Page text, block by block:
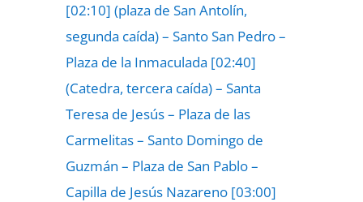
[02:10] (plaza de San Antolín,
segunda caída) – Santo San Pedro –
Plaza de la Inmaculada [02:40]
(Catedra, tercera caída) – Santa
Teresa de Jesús – Plaza de las
Carmelitas – Santo Domingo de
Guzmán – Plaza de San Pablo –
Capilla de Jesús Nazareno [03:00]